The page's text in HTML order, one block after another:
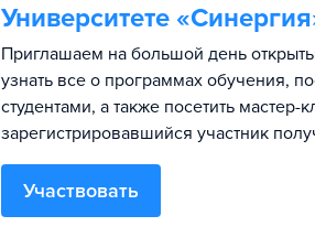
Университете
Приглашаем на большой день
узнать все о программах обучения,
студентами, а также посетить
зарегистрировавшийся участник
Участвовать